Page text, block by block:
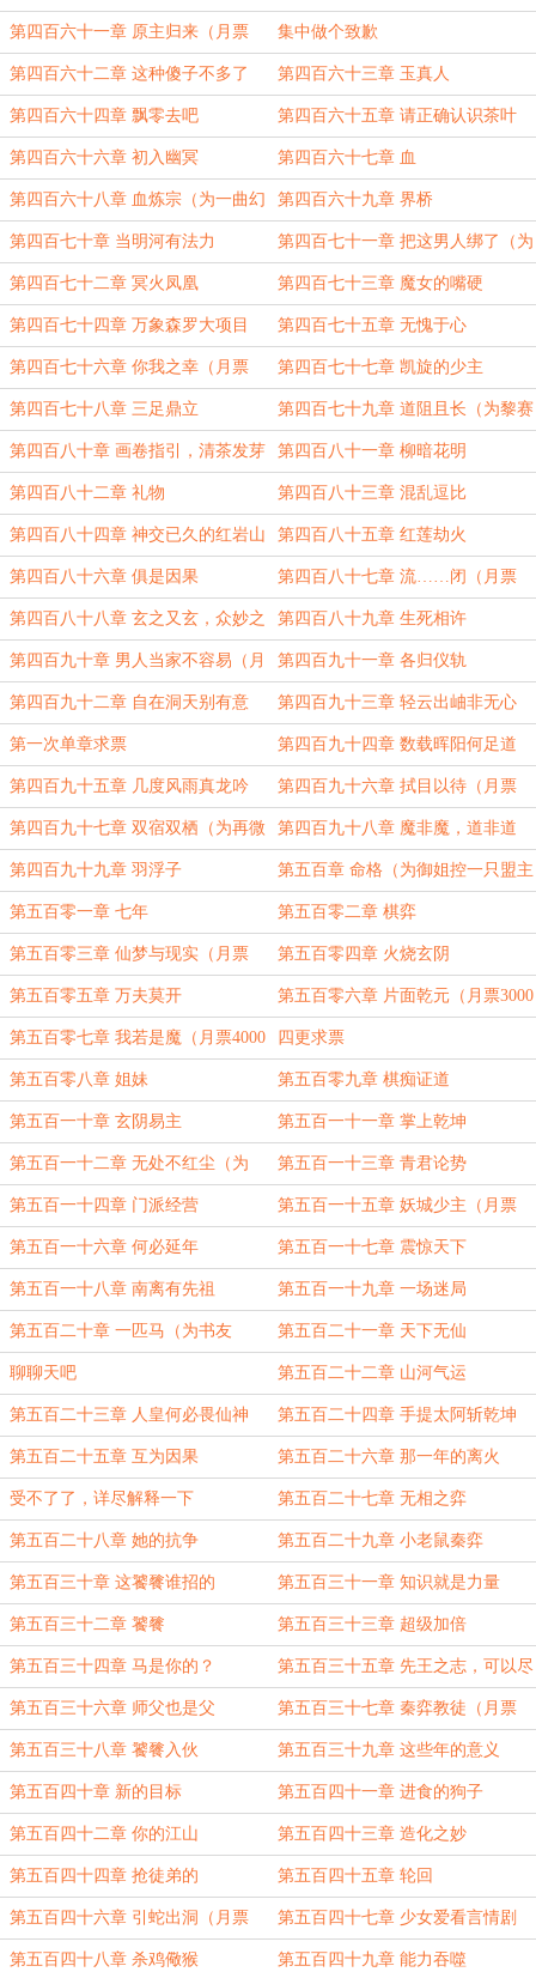
第四百六十一章 原主归来（月票
3000加更）
集中做个致歉
第四百六十二章 这种傻子不多了 第四百六十三章 玉真人
第四百六十四章 飘零去吧 第四百六十五章 请正确认识茶叶
第四百六十六章 初入幽冥 第四百六十七章 血
第四百六十八章 血炼宗（为一曲幻
梦盟主加更）
第四百六十九章 界桥
第四百七十章 当明河有法力 第四百七十一章 把这男人绑了（为
Cr0zzzy盟主加更）
第四百七十二章 冥火凤凰 第四百七十三章 魔女的嘴硬
第四百七十四章 万象森罗大项目 第四百七十五章 无愧于心
第四百七十六章 你我之幸（月票
4000加更）
第四百七十七章 凯旋的少主
第四百七十八章 三足鼎立 第四百七十九章 道阻且长（为黎赛
琉盟主加更）
第四百八十章 画卷指引，清茶发芽 第四百八十一章 柳暗花明
第四百八十二章 礼物 第四百八十三章 混乱逗比
第四百八十四章 神交已久的红岩山
魈（月票5000加更）
第四百八十五章 红莲劫火
第四百八十六章 俱是因果 第四百八十七章 流……闭（月票
6000加更）
第四百八十八章 玄之又玄，众妙之
门
第四百八十九章 生死相许
第四百九十章 男人当家不容易（月
票7000加更）
第四百九十一章 各归仪轨
第四百九十二章 自在洞天别有意 第四百九十三章 轻云出岫非无心
（月票8000加更）
第一次单章求票 第四百九十四章 数载晖阳何足道
第四百九十五章 几度风雨真龙吟 第四百九十六章 拭目以待（月票
1000加更）
第四百九十七章 双宿双栖（为再微
笑盟主加更）
第四百九十八章 魔非魔，道非道
第四百九十九章 羽浮子 第五百章 命格（为御姐控一只盟主
加更）
第五百零一章 七年 第五百零二章 棋弈
第五百零三章 仙梦与现实（月票
2000加更）
第五百零四章 火烧玄阴
第五百零五章 万夫莫开 第五百零六章 片面乾元（月票3000
加更）
第五百零七章 我若是魔（月票4000
提前加）
四更求票
第五百零八章 姐妹 第五百零九章 棋痴证道
第五百一十章 玄阴易主 第五百一十一章 掌上乾坤
第五百一十二章 无处不红尘（为
CZLB盟主加更）
第五百一十三章 青君论势
第五百一十四章 门派经营 第五百一十五章 妖城少主（月票
5000加更）
第五百一十六章 何必延年 第五百一十七章 震惊天下
第五百一十八章 南离有先祖 第五百一十九章 一场迷局
第五百二十章 一匹马（为书友
160102000040289盟主加更）
第五百二十一章 天下无仙
聊聊天吧 第五百二十二章 山河气运
第五百二十三章 人皇何必畏仙神 第五百二十四章 手提太阿斩乾坤
第五百二十五章 互为因果 第五百二十六章 那一年的离火
受不了了，详尽解释一下 第五百二十七章 无相之弈
第五百二十八章 她的抗争 第五百二十九章 小老鼠秦弈
第五百三十章 这饕餮谁招的 第五百三十一章 知识就是力量
第五百三十二章 饕餮 第五百三十三章 超级加倍
第五百三十四章 马是你的？ 第五百三十五章 先王之志，可以尽
矣
第五百三十六章 师父也是父 第五百三十七章 秦弈教徒（月票
6000加更）
第五百三十八章 饕餮入伙 第五百三十九章 这些年的意义
第五百四十章 新的目标 第五百四十一章 进食的狗子
第五百四十二章 你的江山 第五百四十三章 造化之妙
第五百四十四章 抢徒弟的 第五百四十五章 轮回
第五百四十六章 引蛇出洞（月票
7000加更）
第五百四十七章 少女爱看言情剧
第五百四十八章 杀鸡儆猴 第五百四十九章 能力吞噬